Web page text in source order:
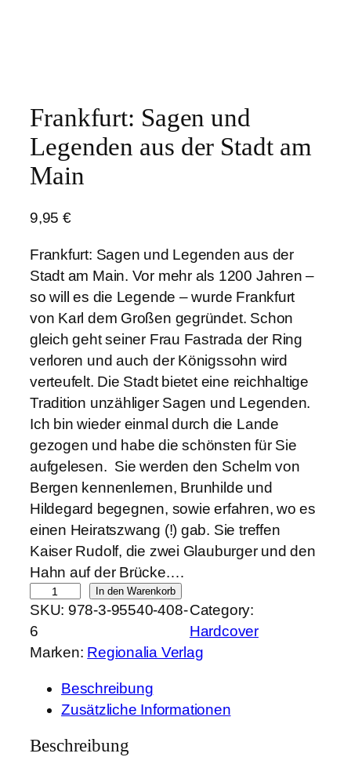
Frankfurt: Sagen und
Legenden aus der Stadt am
Main
9,95 €
Frankfurt: Sagen und Legenden aus der
Stadt am Main. Vor mehr als 1200 Jahren –
so will es die Legende – wurde Frankfurt
von Karl dem Großen gegründet. Schon
gleich geht seiner Frau Fastrada der Ring
verloren und auch der Königssohn wird
verteufelt. Die Stadt bietet eine reichhaltige
Tradition unzähliger Sagen und Legenden.
Ich bin wieder einmal durch die Lande
gezogen und habe die schönsten für Sie
aufgelesen. Sie werden den Schelm von
Bergen kennenlernen, Brunhilde und
Hildegard begegnen, sowie erfahren, wo es
einen Heiratszwang (!) gab. Sie treffen
Kaiser Rudolf, die zwei Glauburger und den
Hahn auf der Brücke.…
r
a
n
r
In den Warenkorb
SKU: 978-3-95540-408-
6
Category:
Hardcover
Marken: Regionalia Verlag
Beschreibung
Zusätzliche Informationen
Beschreibung